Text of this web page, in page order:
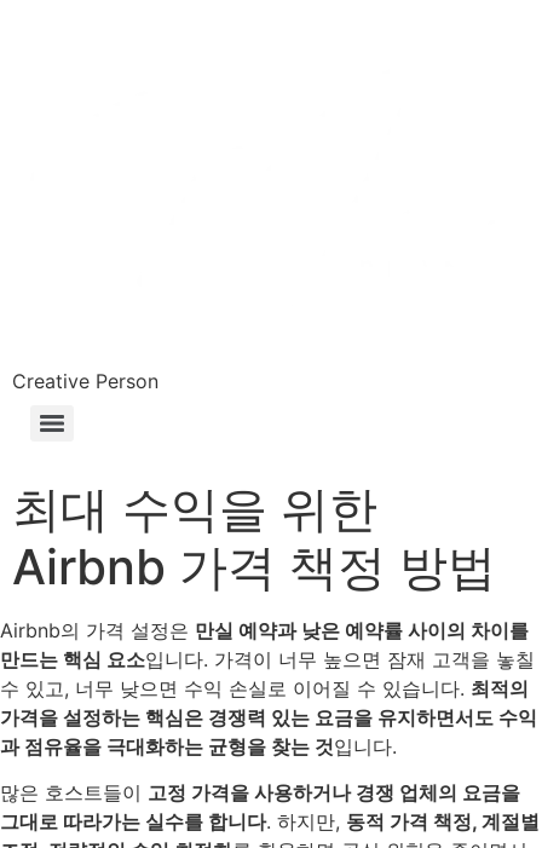
Creative Person
최대 수익을 위한
Airbnb 가격 책정 방법
Airbnb의 가격 설정은 만실 예약과 낮은 예약률 사이의 차이를
만드는 핵심 요소입니다. 가격이 너무 높으면 잠재 고객을 놓칠
수 있고, 너무 낮으면 수익 손실로 이어질 수 있습니다. 최적의
가격을 설정하는 핵심은 경쟁력 있는 요금을 유지하면서도 수익
과 점유율을 극대화하는 균형을 찾는 것입니다.
많은 호스트들이 고정 가격을 사용하거나 경쟁 업체의 요금을
그대로 따라가는 실수를 합니다. 하지만, 동적 가격 책정, 계절별